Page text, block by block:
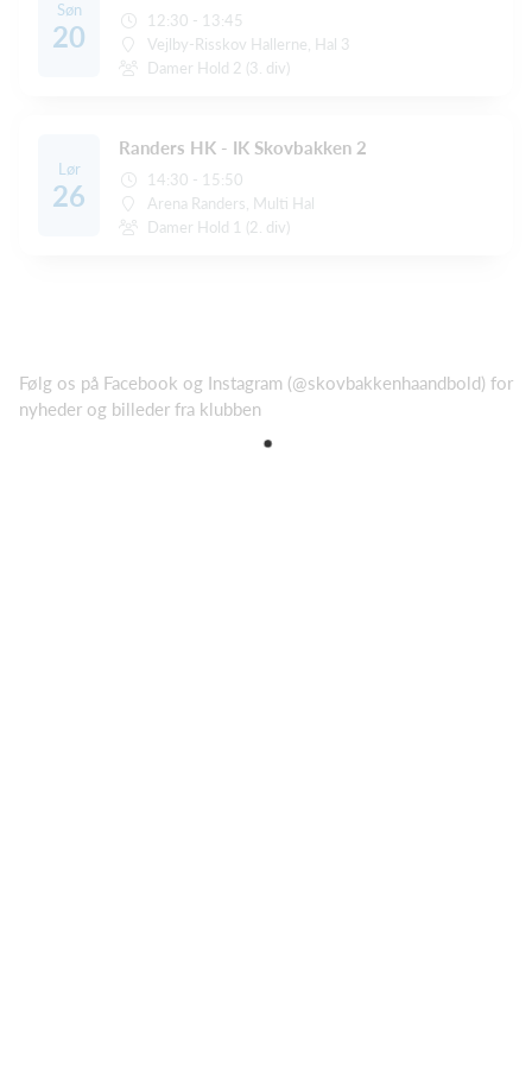
Søn
20
12:30 - 13:45
Vejlby-Risskov Hallerne, Hal 3
Damer Hold 2 (3. div)
Lør
26
Randers HK - IK Skovbakken 2
14:30 - 15:50
Arena Randers, Multi Hal
Damer Hold 1 (2. div)
Følg os på Facebook og Instagram (@skovbakkenhaandbold) for
nyheder og billeder fra klubben